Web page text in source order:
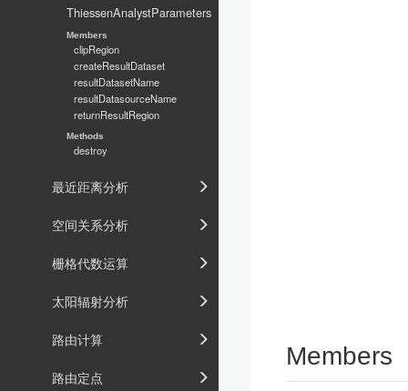
ThiessenAnalystParameters
Members
clipRegion
createResultDataset
resultDatasetName
resultDatasourceName
returnResultRegion
Methods
destroy
最近距离分析
空间关系分析
栅格代数运算
太阳辐射分析
路由计算
路由定点
Members